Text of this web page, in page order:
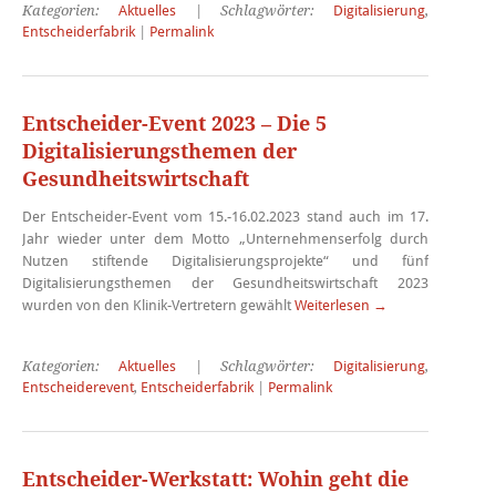
Kategorien: Aktuelles| Schlagwörter: Digitalisierung,
Entscheiderfabrik | Permalink
Entscheider-Event 2023 – Die 5
Digitalisierungsthemen der
Gesundheitswirtschaft
Der Entscheider-Event vom 15.-16.02.2023 stand auch im 17.
Jahr wieder unter dem Motto „Unternehmenserfolg durch
Nutzen stiftende Digitalisierungsprojekte“ und fünf
Digitalisierungsthemen der Gesundheitswirtschaft 2023
wurden von den Klinik-Vertretern gewählt Weiterlesen →
Kategorien: Aktuelles| Schlagwörter: Digitalisierung,
Entscheiderevent, Entscheiderfabrik | Permalink
Entscheider-Werkstatt: Wohin geht die